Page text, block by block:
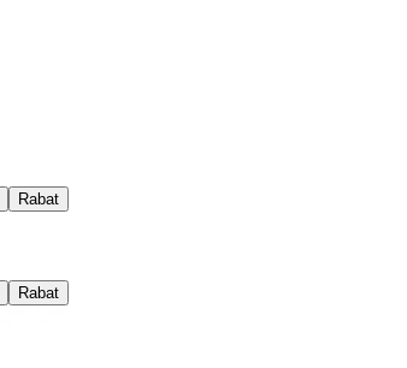
Rabat
Rabat